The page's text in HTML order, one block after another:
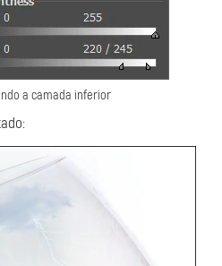
a camada inferior